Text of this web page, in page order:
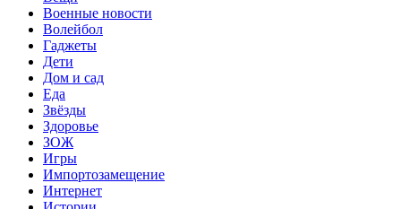
Военные новости
Волейбол
Гаджеты
Дети
Дом и сад
Еда
Звёзды
Здоровье
ЗОЖ
Игры
Импортозамещение
Интернет